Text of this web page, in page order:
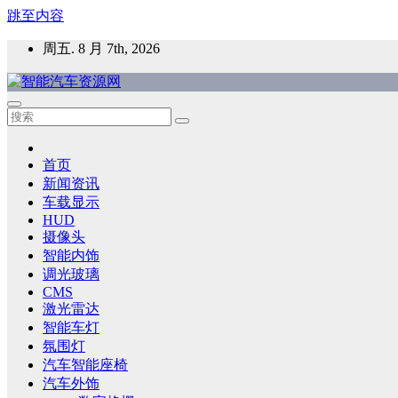
跳至内容
周五. 8 月 7th, 2026
智能汽车资源网
智能表面，智能内饰，新能源汽车，HMI，人车交互，智能车
首页
新闻资讯
车载显示
HUD
摄像头
智能内饰
调光玻璃
CMS
激光雷达
智能车灯
氛围灯
汽车智能座椅
汽车外饰